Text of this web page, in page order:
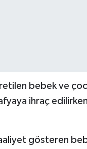
bebek ve
ihraç
gösteren